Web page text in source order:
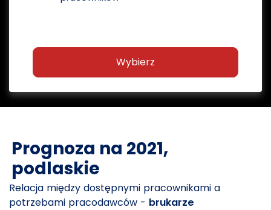
Wybierz
Prognoza na 2021,
podlaskie
Relacja między dostępnymi pracownikami a
potrzebami pracodawców - brukarze